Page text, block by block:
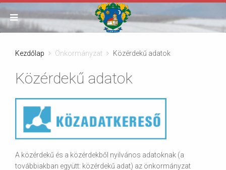
Kezdőlap Önkormányzat Közérdekű adatok
Közérdekű adatok
A közérdekű és a közérdekből nyilvános adatoknak (a
továbbiakban együtt: közérdekű adat) az önkormányzat